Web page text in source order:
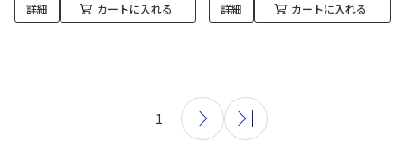
詳細 カートに入れる 詳細 カートに入れる
1